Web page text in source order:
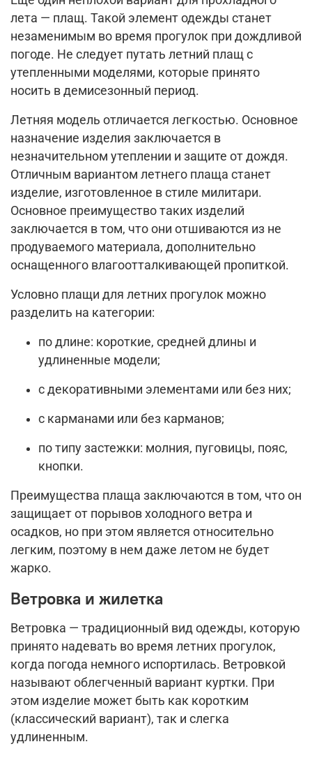
лета — плащ. Такой элемент одежды станет
незаменимым во время прогулок при дождливой
погоде. Не следует путать летний плащ с
утепленными моделями, которые принято
носить в демисезонный период.
Летняя модель отличается легкостью. Основное
назначение изделия заключается в
незначительном утеплении и защите от дождя.
Отличным вариантом летнего плаща станет
изделие, изготовленное в стиле милитари.
Основное преимущество таких изделий
заключается в том, что они отшиваются из не
продуваемого материала, дополнительно
оснащенного влагоотталкивающей пропиткой.
Условно плащи для летних прогулок можно
разделить на категории:
по длине: короткие, средней длины и
удлиненные модели;
с декоративными элементами или без них;
с карманами или без карманов;
по типу застежки: молния, пуговицы, пояс,
кнопки.
Преимущества плаща заключаются в том, что он
защищает от порывов холодного ветра и
осадков, но при этом является относительно
легким, поэтому в нем даже летом не будет
жарко.
Ветровка и жилетка
Ветровка — традиционный вид одежды, которую
принято надевать во время летних прогулок,
когда погода немного испортилась. Ветровкой
называют облегченный вариант куртки. При
этом изделие может быть как коротким
(классический вариант), так и слегка
удлиненным.